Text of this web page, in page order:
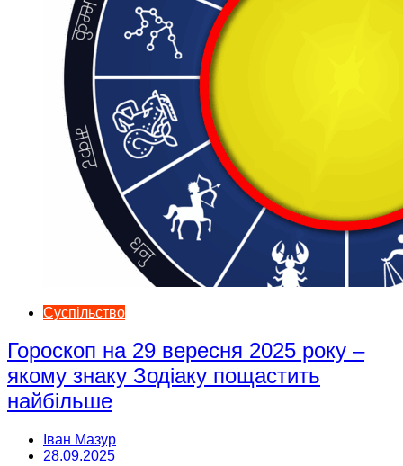
Суспільство
Гороскоп на 29 вересня 2025 року –
якому знаку Зодіаку пощастить
найбільше
Іван Мазур
28.09.2025